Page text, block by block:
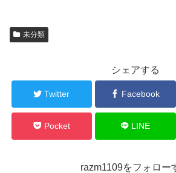
未分類
シェアする
Twitter Facebook
Pocket LINE
razm1109をフォロー